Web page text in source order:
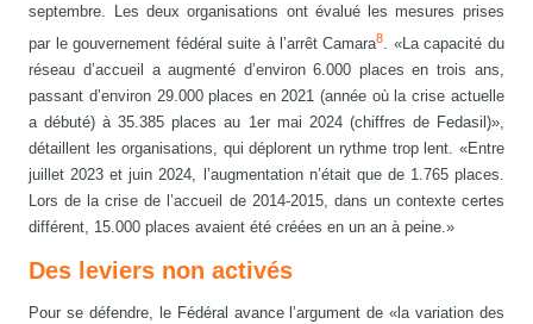
septembre. Les deux organisations ont évalué les mesures prises
par le gouvernement fédéral suite à l’arrêt Camara8. «La capacité du
réseau d’accueil a augmenté d’environ 6.000 places en trois ans,
passant d’environ 29.000 places en 2021 (année où la crise actuelle
a débuté) à 35.385 places au 1er mai 2024 (chiffres de Fedasil)»,
détaillent les organisations, qui déplorent un rythme trop lent. «Entre
juillet 2023 et juin 2024, l’augmentation n’était que de 1.765 places.
Lors de la crise de l’accueil de 2014-2015, dans un contexte certes
différent, 15.000 places avaient été créées en un an à peine.»
Des leviers non activés
Pour se défendre, le Fédéral avance l’argument de «la variation des